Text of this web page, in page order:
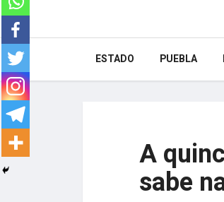
ESTADO PUEBLA
A
sabe